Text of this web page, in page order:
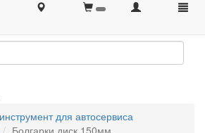
+7 (495) 646-08-66
для автосервиса
Болгарки диск 150мм